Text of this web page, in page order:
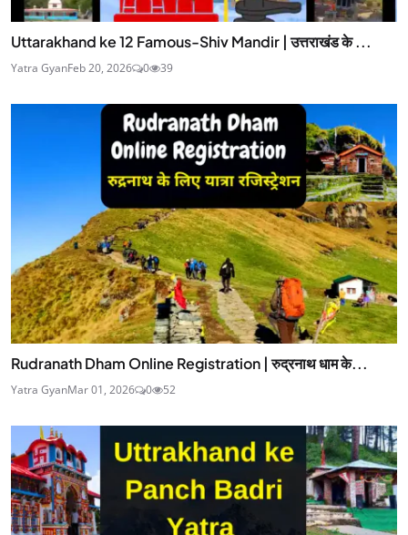
Uttarakhand ke 12 Famous-Shiv Mandir | उत्तराखंड के ...
Yatra GyanFeb 20, 2026 0 39
Rudranath Dham Online Registration | रुद्रनाथ धाम के...
Yatra GyanMar 01, 2026 0 52